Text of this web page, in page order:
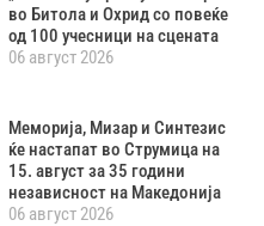
во Битола и Охрид со повеќе
од 100 учесници на сцената
06 август 2026
Меморија, Мизар и Синтезис
ќе настапат во Струмица на
15. август за 35 години
независност на Македонија
06 август 2026